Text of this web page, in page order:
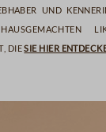
und
dieSie hier